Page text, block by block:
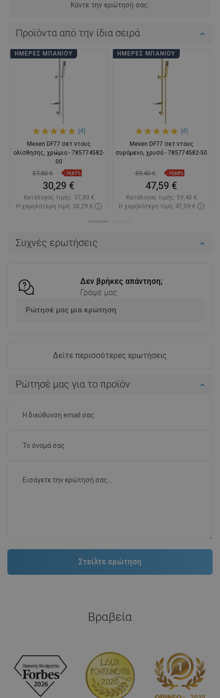
Συχνές ερωτήσεις
Δεν βρήκες απάντηση;
Γράψε μας
Ρώτησέ μας μια ερώτηση
Δείτε περισσότερες ερωτήσεις
Κάντε την ερώτησή σας.
Ρώτησέ μας για το προϊόν
Προϊόντα από την ίδια σειρά
ΗΜΈΡΕΣ ΜΠΆΝΙΟΥ
(4)
Mexen DF77 σετ ντους
ολίσθησης, χρώμιο - 785774582-
00
37,80 € -19,87%
30,29 €
Κατάλογος τιμής: 37,80 €
Η χαμηλότερη τιμή: 30,29 €
ΗΜΈΡΕΣ ΜΠΆΝΙΟΥ
(4)
Mexen DF77 σετ ντους
συρόμενο, χρυσό - 785774582-50
59,40 € -19,88%
47,59 €
Κατάλογος τιμής: 59,40 €
Η χαμηλότερη τιμή: 47,59 €
Βραβεία